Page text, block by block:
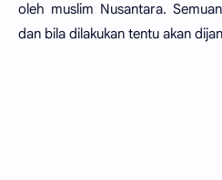
oleh muslim Nusantara.
dan bila dilakukan tentu akan